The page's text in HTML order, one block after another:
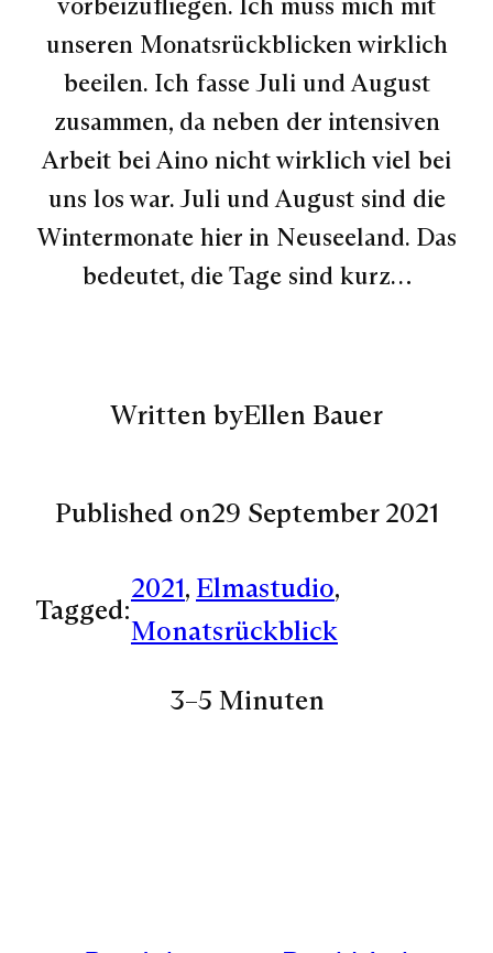
unseren Monatsrückblicken wirklich
beeilen. Ich fasse Juli und August
zusammen, da neben der intensiven
Arbeit bei Aino nicht wirklich viel bei
uns los war. Juli und August sind die
Wintermonate hier in Neuseeland. Das
bedeutet, die Tage sind kurz…
Written byEllen Bauer
Published on29 September 2021
Tagged:
2021, Elmastudio
Monatsrückblick
3–5 Minuten